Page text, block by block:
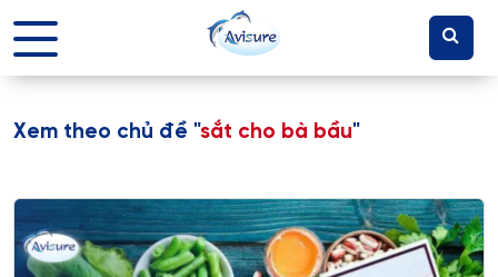
Xem theo chủ đề "sắt cho bà bầu"